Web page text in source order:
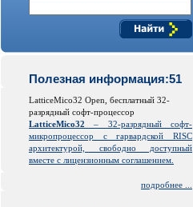
Полезная информация:51
LatticeMico32 Open, бесплатный 32-
разрядный софт-процессор
LatticeMico32 – 32-разрядный софт-
микропроцессор с гарвардской RISC
архитектурой, свободно доступный
вместе с лицензионным соглашением.
подробнее ...